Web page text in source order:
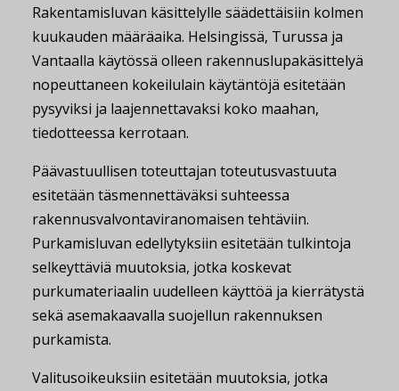
Rakentamisluvan käsittelylle säädettäisiin kolmen
kuukauden määräaika. Helsingissä, Turussa ja
Vantaalla käytössä olleen rakennuslupakäsittelyä
nopeuttaneen kokeilulain käytäntöjä esitetään
pysyviksi ja laajennettavaksi koko maahan,
tiedotteessa kerrotaan.
Päävastuullisen toteuttajan toteutusvastuuta
esitetään täsmennettäväksi suhteessa
rakennusvalvontaviranomaisen tehtäviin.
Purkamisluvan edellytyksiin esitetään tulkintoja
selkeyttäviä muutoksia, jotka koskevat
purkumateriaalin uudelleen käyttöä ja kierrätystä
sekä asemakaavalla suojellun rakennuksen
purkamista.
Valitusoikeuksiin esitetään muutoksia, jotka